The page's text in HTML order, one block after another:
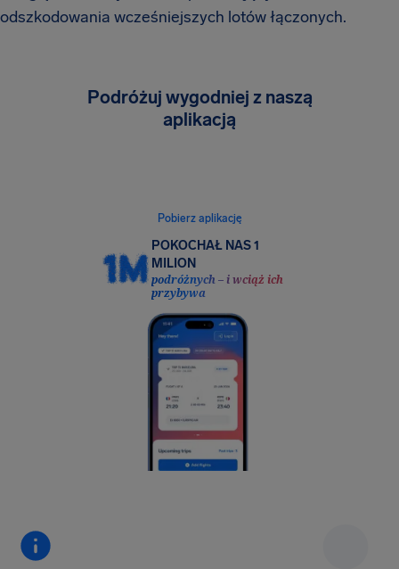
odszkodowania wcześniejszych lotów łączonych.
Podróżuj wygodniej z naszą
aplikacją
Pobierz aplikację
POKOCHAŁ NAS 1
MILION
podróżnych – i wciąż ich
przybywa